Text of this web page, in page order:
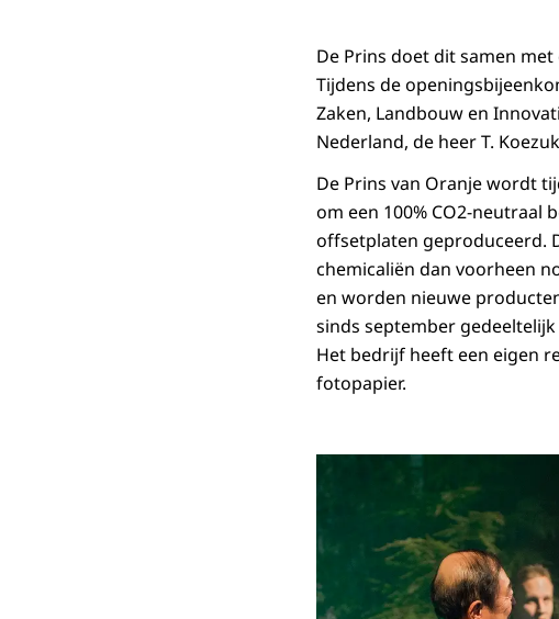
De Prins doet dit samen met
Tijdens de
Zaken, Landbouw en
Nederland, de heer T.
De Prins van Oranje wordt
om een 100% CO2-
offsetplaten geproduceerd.
chemicaliën dan voorheen
en worden nieuwe
sinds september
Het bedrijf heeft een eigen
fotopapier.